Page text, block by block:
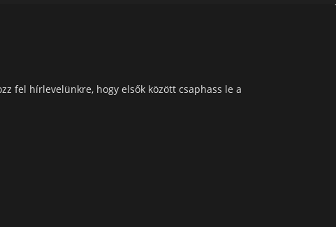
fel hírlevelünkre, hogy elsők között csaphass le a